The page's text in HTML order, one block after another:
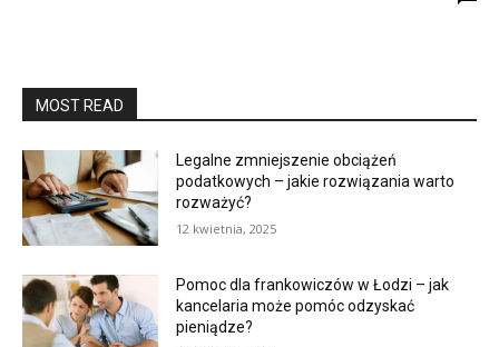
MOST READ
Legalne zmniejszenie obciążeń
podatkowych – jakie rozwiązania warto
rozważyć?
12 kwietnia, 2025
Pomoc dla frankowiczów w Łodzi – jak
kancelaria może pomóc odzyskać
pieniądze?